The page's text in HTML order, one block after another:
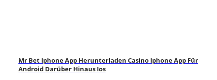
Mr Bet Iphone App Herunterladen Casino Iphone App Für
Android Darüber Hinaus Ios